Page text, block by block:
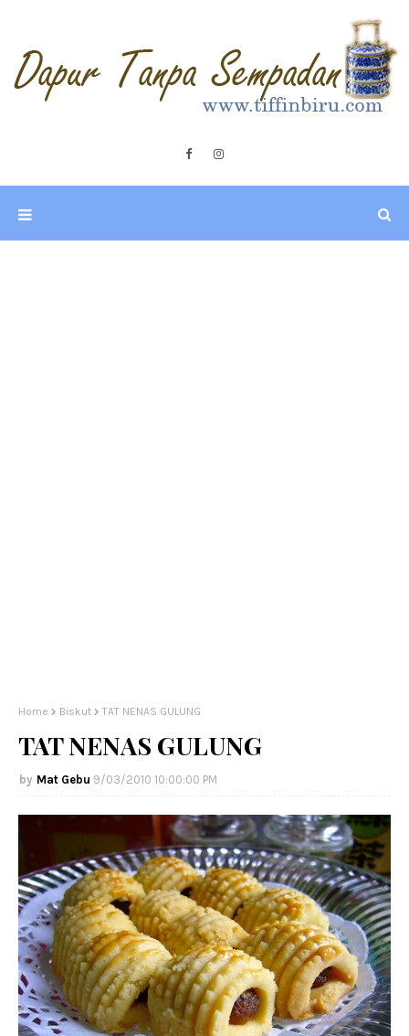
Home Biskut TAT NENAS GULUNG
TAT NENAS GULUNG
Mat Gebu 9/03/2010 10:00:00 PM